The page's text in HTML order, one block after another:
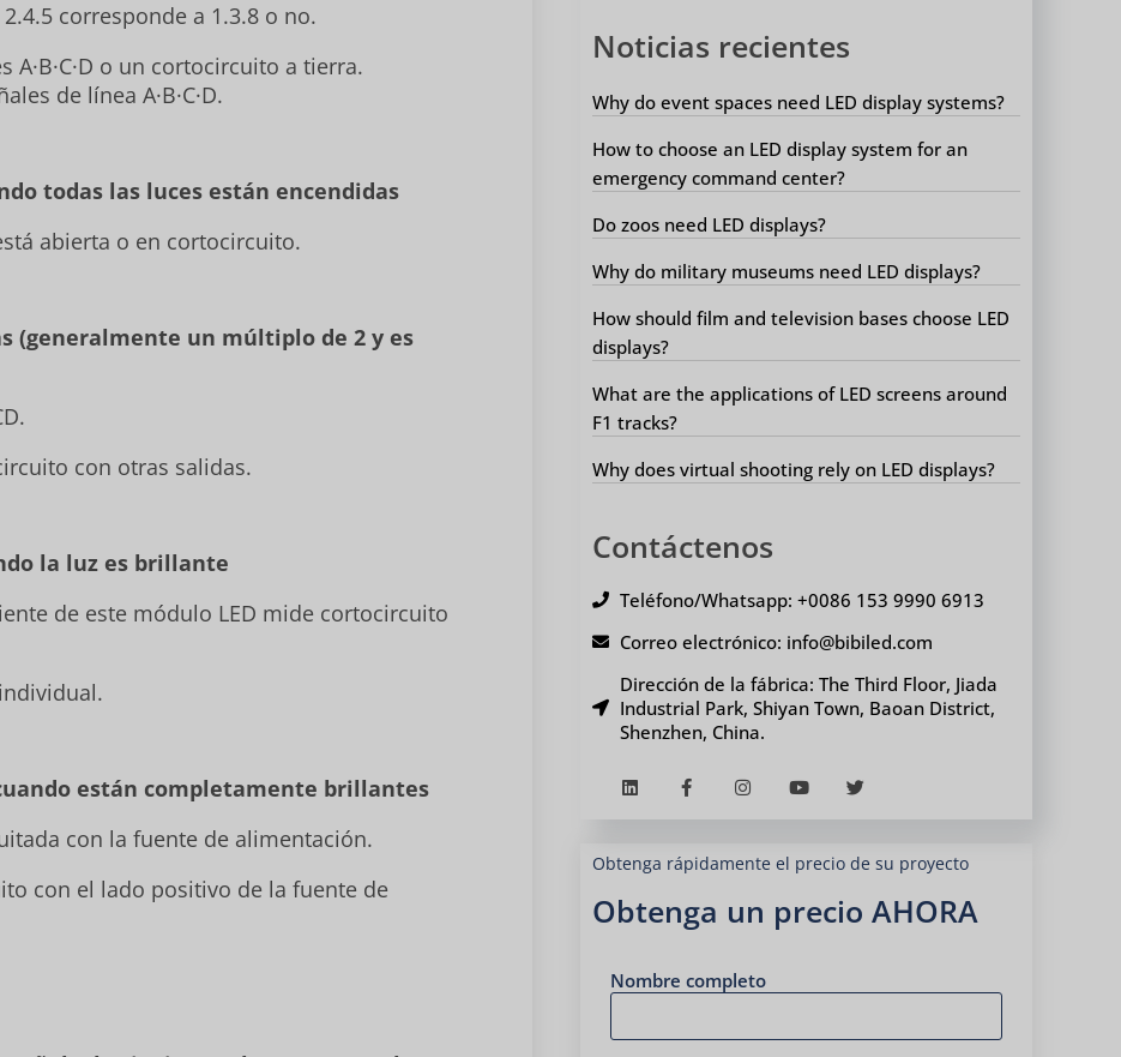
corresponde a 1.3.8 o no.
o un cortocircuito a tierra.
de línea A·B·C·D.
todas las luces están encendidas
abierta o en cortocircuito.
(generalmente un múltiplo de 2 y es
con otras salidas.
la luz es brillante
de este módulo LED mide cortocircuito
están completamente brillantes
con la fuente de alimentación.
con el lado positivo de la fuente de
Noticias recientes
Why do event spaces need LED display systems?
How to choose an LED display system for an
emergency command center?
Do zoos need LED displays?
Why do military museums need LED displays?
How should film and television bases choose LED
displays?
What are the applications of LED screens around
F1 tracks?
Why does virtual shooting rely on LED displays?
Contáctenos
Teléfono/Whatsapp: +0086 153 9990 6913
Correo electrónico: info@bibiled.com
Dirección de la fábrica: The Third Floor, Jiada
Industrial Park, Shiyan Town, Baoan District,
Shenzhen, China.
Obtenga rápidamente el precio de su proyecto
Obtenga un precio AHORA
Nombre completo